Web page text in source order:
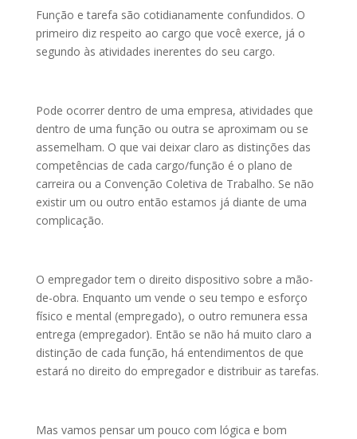
Função e tarefa são cotidianamente confundidos. O
primeiro diz respeito ao cargo que você exerce, já o
segundo às atividades inerentes do seu cargo.
Pode ocorrer dentro de uma empresa, atividades que
dentro de uma função ou outra se aproximam ou se
assemelham. O que vai deixar claro as distinções das
competências de cada cargo/função é o plano de
carreira ou a Convenção Coletiva de Trabalho. Se não
existir um ou outro então estamos já diante de uma
complicação.
O empregador tem o direito dispositivo sobre a mão-
de-obra. Enquanto um vende o seu tempo e esforço
físico e mental (empregado), o outro remunera essa
entrega (empregador). Então se não há muito claro a
distinção de cada função, há entendimentos de que
estará no direito do empregador e distribuir as tarefas.
Mas vamos pensar um pouco com lógica e bom